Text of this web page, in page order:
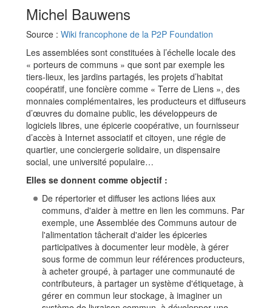
Michel Bauwens
Source : Wiki francophone de la P2P Foundation
Les assemblées sont constituées à l’échelle locale des
« porteurs de communs » que sont par exemple les
tiers-lieux, les jardins partagés, les projets d’habitat
coopératif, une foncière comme « Terre de Liens », des
monnaies complémentaires, les producteurs et diffuseurs
d’œuvres du domaine public, les développeurs de
logiciels libres, une épicerie coopérative, un fournisseur
d’accès à Internet associatif et citoyen, une régie de
quartier, une conciergerie solidaire, un dispensaire
social, une université populaire…
Elles se donnent comme objectif :
De répertorier et diffuser les actions liées aux
communs, d'aider à mettre en lien les communs. Par
exemple, une Assemblée des Communs autour de
l'alimentation tâcherait d'aider les épiceries
participatives à documenter leur modèle, à gérer
sous forme de commun leur références producteurs,
à acheter groupé, à partager une communauté de
contributeurs, à partager un système d'étiquetage, à
gérer en commun leur stockage, à imaginer un